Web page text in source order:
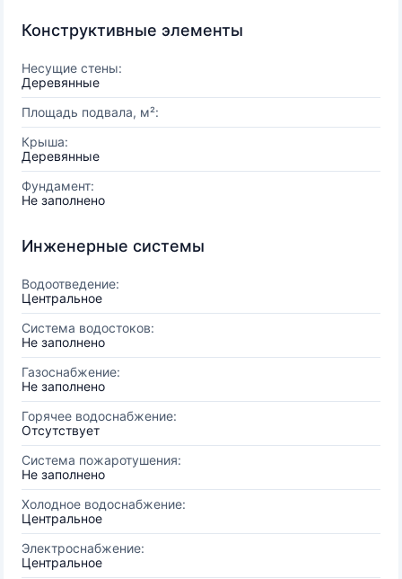
Конструктивные элементы
Несущие стены:
Деревянные
Площадь подвала, м²:
Крыша:
Деревянные
Фундамент:
Не заполнено
Инженерные системы
Водоотведение:
Центральное
Система водостоков:
Не заполнено
Газоснабжение:
Не заполнено
Горячее водоснабжение:
Отсутствует
Система пожаротушения:
Не заполнено
Холодное водоснабжение:
Центральное
Электроснабжение:
Центральное